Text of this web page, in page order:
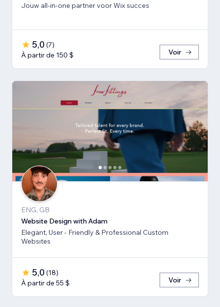
Jouw all-in-one partner voor Wix succes
5,0 (7)
À partir de 150 $
Voir
ENG, GB
Website Design with Adam
Elegant, User - Friendly & Professional Custom
Websites
5,0 (18)
À partir de 55 $
Voir